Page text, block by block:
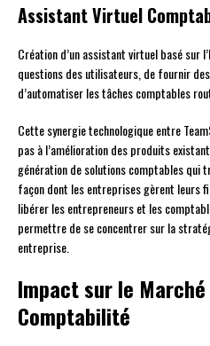
Assistant Virtuel
Création d’un assistant virtuel basé sur
questions des utilisateurs, de fournir
d’automatiser les tâches comptables
Cette synergie technologique entre
pas à l’amélioration des produits
génération de solutions comptables
façon dont les entreprises gèrent leurs
libérer les entrepreneurs et les
permettre de se concentrer sur la
entreprise.
Impact sur le
Comptabilité